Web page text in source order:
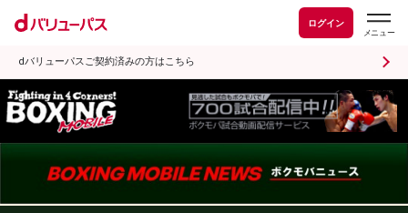
ログイン
dバリューパスご契約済みの方はこちら